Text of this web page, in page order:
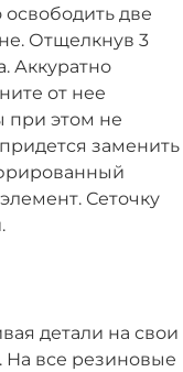
две
Отщелкнув 3
Аккуратно
от нее
при этом не
заменить
Сеточку
детали на свои
На все резиновые